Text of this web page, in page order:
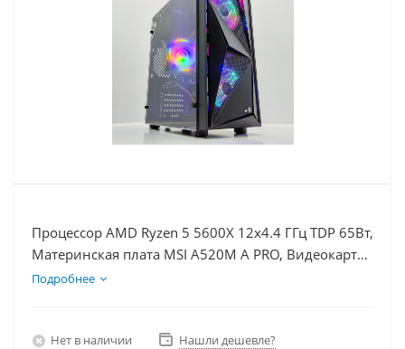
Процессор AMD Ryzen 5 5600X 12x4.4 ГГц TDP 65Вт,
Материнская плата MSI A520M A PRO, Видеокарта
RX 7900XTX 24Гб, Память DDR4 32Gb, Диски
Подробнее
Нет в наличии Нашли дешевле?